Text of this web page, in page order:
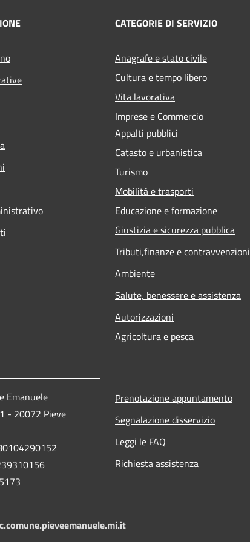
CATEGORIE DI SERVIZIO
Anagrafe e stato civile
Cultura e tempo libero
Vita lavorativa
Imprese e Commercio
Appalti pubblici
Catasto e urbanistica
Turismo
Mobilità e trasporti
Educazione e formazione
Giustizia e sicurezza pubblica
Tributi,finanze e contravvenzioni
Ambiente
Salute, benessere e assistenza
Autorizzazioni
Agricoltura e pesca
Emanuele
- 20072 Pieve
Prenotazione appuntamento
Segnalazione disservizio
Leggi le FAQ
Richiesta assistenza